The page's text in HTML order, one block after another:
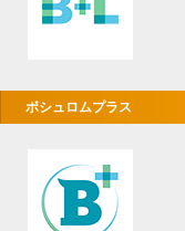
ボシュロムプラス